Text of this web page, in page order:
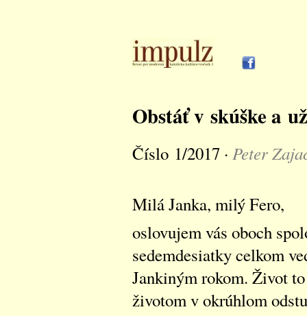
Obstáť v skúške a
Číslo 1/2017 · Peter
Milá Janka, milý Fero,
oslovujem vás oboch
sedemdesiatky celkom
Jankiným rokom. Život
životom v okrúhlom